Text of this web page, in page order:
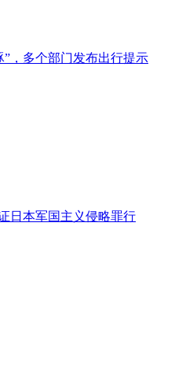
”，多个部门发布出行提示
日本军国主义侵略罪行